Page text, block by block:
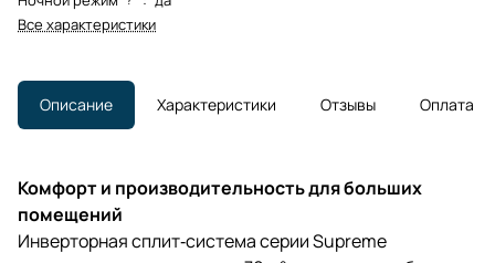
Все характеристики
Описание Характеристики Отзывы Оплата
Комфорт и производительность для больших
помещений
Инверторная сплит‑система серии Supreme